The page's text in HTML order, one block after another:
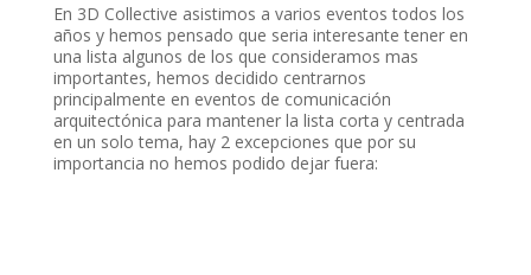
En 3D Collective asistimos a varios eventos todos los
años y hemos pensado que seria interesante tener en
una lista algunos de los que consideramos mas
importantes, hemos decidido centrarnos
principalmente en eventos de comunicación
arquitectónica para mantener la lista corta y centrada
en un solo tema, hay 2 excepciones que por su
importancia no hemos podido dejar fuera: